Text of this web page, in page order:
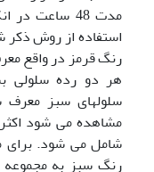
مدت 48 ساعت
رنگ قرمز در واقع
سلولهای سبز معرف
مشاهده می شود
شامل می شود.
رنگ سبز به مجموعه